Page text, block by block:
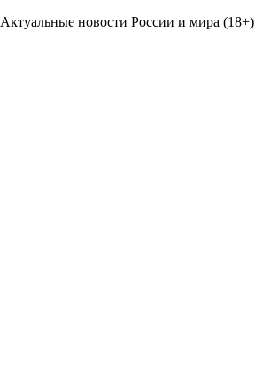
Актуальные новости России и мира (18+)